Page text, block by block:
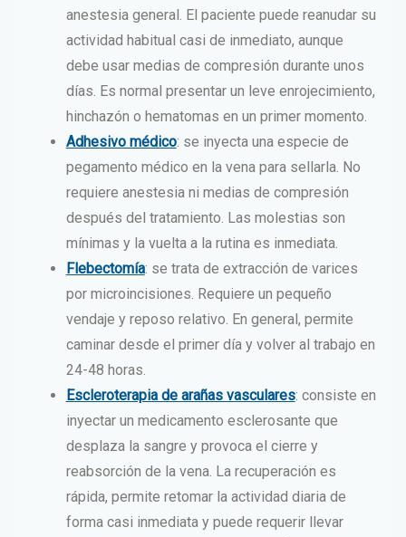
anestesia general. El paciente puede reanudar su
actividad habitual casi de inmediato, aunque
debe usar medias de compresión durante unos
días. Es normal presentar un leve enrojecimiento,
hinchazón o hematomas en un primer momento.
Adhesivo médico: se inyecta una especie de
pegamento médico en la vena para sellarla. No
requiere anestesia ni medias de compresión
después del tratamiento. Las molestias son
mínimas y la vuelta a la rutina es inmediata.
Flebectomía: se trata de extracción de varices
por microincisiones. Requiere un pequeño
vendaje y reposo relativo. En general, permite
caminar desde el primer día y volver al trabajo en
24-48 horas.
Escleroterapia de arañas vasculares: consiste en
inyectar un medicamento esclerosante que
desplaza la sangre y provoca el cierre y
reabsorción de la vena. La recuperación es
rápida, permite retomar la actividad diaria de
forma casi inmediata y puede requerir llevar